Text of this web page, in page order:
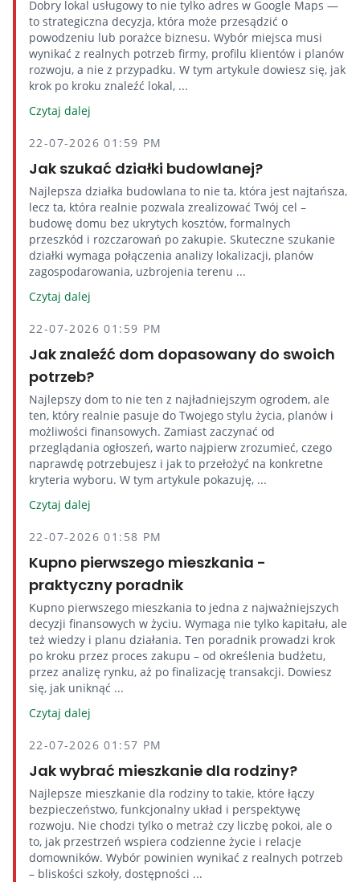
Dobry lokal usługowy to nie tylko adres w Google Maps —
to strategiczna decyzja, która może przesądzić o
powodzeniu lub porażce biznesu. Wybór miejsca musi
wynikać z realnych potrzeb firmy, profilu klientów i planów
rozwoju, a nie z przypadku. W tym artykule dowiesz się, jak
krok po kroku znaleźć lokal, ...
Czytaj dalej
22-07-2026 01:59 PM
Jak szukać działki budowlanej?
Najlepsza działka budowlana to nie ta, która jest najtańsza,
lecz ta, która realnie pozwala zrealizować Twój cel –
budowę domu bez ukrytych kosztów, formalnych
przeszkód i rozczarowań po zakupie. Skuteczne szukanie
działki wymaga połączenia analizy lokalizacji, planów
zagospodarowania, uzbrojenia terenu ...
Czytaj dalej
22-07-2026 01:59 PM
Jak znaleźć dom dopasowany do swoich
potrzeb?
Najlepszy dom to nie ten z najładniejszym ogrodem, ale
ten, który realnie pasuje do Twojego stylu życia, planów i
możliwości finansowych. Zamiast zaczynać od
przeglądania ogłoszeń, warto najpierw zrozumieć, czego
naprawdę potrzebujesz i jak to przełożyć na konkretne
kryteria wyboru. W tym artykule pokazuję, ...
Czytaj dalej
22-07-2026 01:58 PM
Kupno pierwszego mieszkania -
praktyczny poradnik
Kupno pierwszego mieszkania to jedna z najważniejszych
decyzji finansowych w życiu. Wymaga nie tylko kapitału, ale
też wiedzy i planu działania. Ten poradnik prowadzi krok
po kroku przez proces zakupu – od określenia budżetu,
przez analizę rynku, aż po finalizację transakcji. Dowiesz
się, jak uniknąć ...
Czytaj dalej
22-07-2026 01:57 PM
Jak wybrać mieszkanie dla rodziny?
Najlepsze mieszkanie dla rodziny to takie, które łączy
bezpieczeństwo, funkcjonalny układ i perspektywę
rozwoju. Nie chodzi tylko o metraż czy liczbę pokoi, ale o
to, jak przestrzeń wspiera codzienne życie i relacje
domowników. Wybór powinien wynikać z realnych potrzeb
– bliskości szkoły, dostępności ...